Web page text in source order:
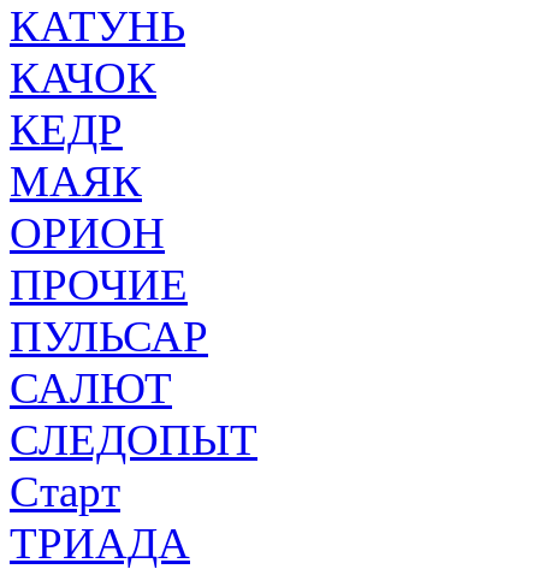
КАТУНЬ
КАЧОК
КЕДР
МАЯК
ОРИОН
ПРОЧИЕ
ПУЛЬСАР
САЛЮТ
СЛЕДОПЫТ
Старт
ТРИАДА